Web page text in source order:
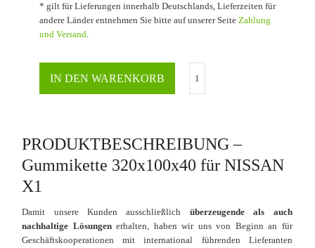
* gilt für Lieferungen innerhalb Deutschlands, Lieferzeiten für
andere Länder entnehmen Sie bitte auf unserer SeiteZahlung
und Versand.
IN DEN WARENKORB
PRODUKTBESCHREIBUNG –
Gummikette 320x100x40 für NISSAN
X1
Damit unsere Kunden ausschließlich überzeugende als auch
nachhaltige Lösungenerhalten, haben wir uns von Beginn an für
Geschäftskooperationen mit international führenden Lieferanten